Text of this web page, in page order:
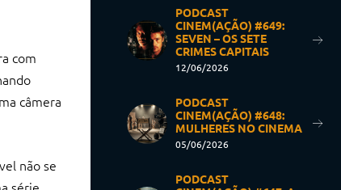
com
câmera
não se
PODCAST
CINEM(AÇÃO) #649:
SEVEN – OS SETE
CRIMES CAPITAIS
12/06/2026
PODCAST
CINEM(AÇÃO) #648:
MULHERES NO CINEMA
05/06/2026
PODCAST